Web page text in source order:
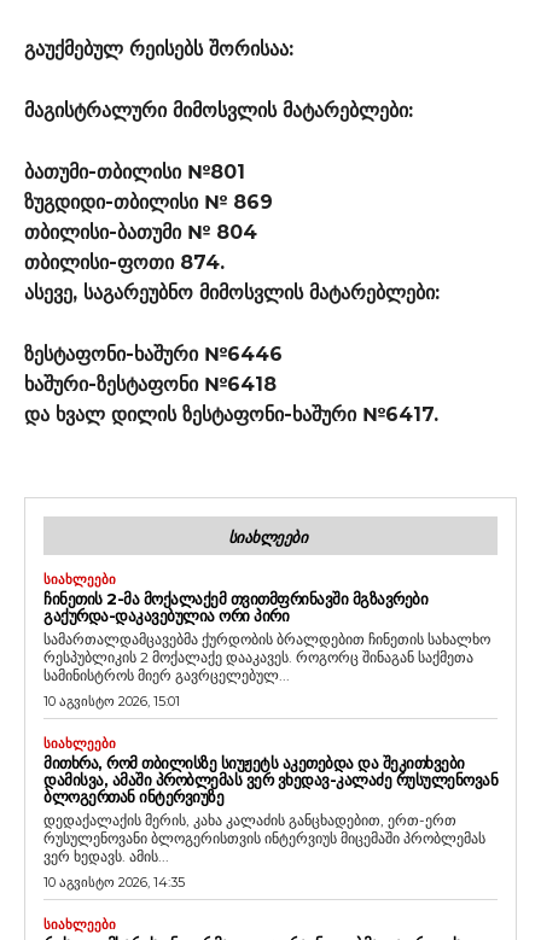
გაუქმებულ რეისებს შორისაა:
მაგისტრალური მიმოსვლის მატარებლები:
ბათუმი-თბილისი №801
ზუგდიდი-თბილისი № 869
თბილისი-ბათუმი № 804
თბილისი-ფოთი 874.
ასევე, საგარეუბნო მიმოსვლის მატარებლები:
ზესტაფონი-ხაშური №6446
ხაშური-ზესტაფონი №6418
და ხვალ დილის ზესტაფონი-ხაშური №6417.
ᲡᲘᲐᲮᲚᲔᲔᲑᲘ
ᲡᲘᲐᲮᲚᲔᲔᲑᲘ
ᲩᲘᲜᲔᲗᲘᲡ 2-ᲛᲐ ᲛᲝᲥᲐᲚᲐᲥᲔᲛ ᲗᲕᲘᲗᲛᲤᲠᲘᲜᲐᲕᲨᲘ ᲛᲒᲖᲐᲕᲠᲔᲑᲘ
ᲒᲐᲥᲣᲠᲓᲐ-ᲓᲐᲙᲐᲕᲔᲑᲣᲚᲘᲐ ᲝᲠᲘ ᲞᲘᲠᲘ
სამართალდამცავებმა ქურდობის ბრალდებით ჩინეთის სახალხო
რესპუბლიკის 2 მოქალაქე დააკავეს. როგორც შინაგან საქმეთა
სამინისტროს მიერ გავრცელებულ...
10 აგვისტო 2026, 15:01
ᲡᲘᲐᲮᲚᲔᲔᲑᲘ
ᲛᲘᲗᲮᲠᲐ, ᲠᲝᲛ ᲗᲑᲘᲚᲘᲡᲖᲔ ᲡᲘᲣᲟᲔᲢᲡ ᲐᲙᲔᲗᲔᲑᲓᲐ ᲓᲐ ᲨᲔᲙᲘᲗᲮᲕᲔᲑᲘ
ᲓᲐᲛᲘᲡᲕᲐ, ᲐᲛᲐᲨᲘ ᲞᲠᲝᲑᲚᲔᲛᲐᲡ ᲕᲔᲠ ᲕᲮᲔᲓᲐᲕ-ᲙᲐᲚᲐᲫᲔ ᲠᲣᲡᲣᲚᲔᲜᲝᲕᲐᲜ
ᲑᲚᲝᲒᲔᲠᲗᲐᲜ ᲘᲜᲢᲔᲠᲕᲘᲣᲖᲔ
დედაქალაქის მერის, კახა კალაძის განცხადებით, ერთ-ერთ
რუსულენოვანი ბლოგერისთვის ინტერვიუს მიცემაში პრობლემას
ვერ ხედავს. ამის...
10 აგვისტო 2026, 14:35
ᲡᲘᲐᲮᲚᲔᲔᲑᲘ